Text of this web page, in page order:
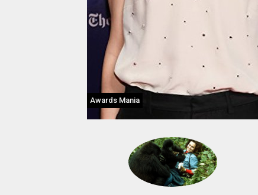
Awards Mania